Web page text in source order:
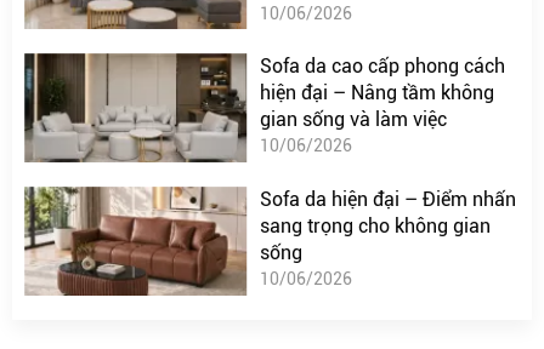
10/06/2026
Sofa da cao cấp phong cách
hiện đại – Nâng tầm không
gian sống và làm việc
10/06/2026
Sofa da hiện đại – Điểm nhấn
sang trọng cho không gian
sống
10/06/2026